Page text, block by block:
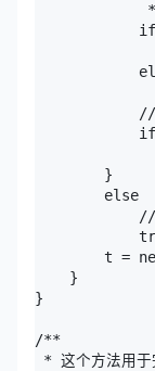
//
        }
        else
t =
    }
}
/**
* 这个方法用于